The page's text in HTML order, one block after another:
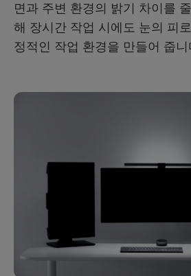
면과 주변 환경의 밝기 차이를
해 장시간 작업 시에도 눈의 피
정적인 작업 환경을 만들어 줍니